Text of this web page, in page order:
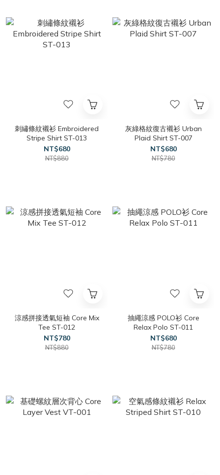
刺繡條紋襯衫 Embroidered
Stripe Shirt ST-013
NT$680
NT$880
灰綠格紋復古襯衫 Urban
Plaid Shirt ST-007
NT$680
NT$780
涼感拼接透氣短袖 Core Mix
Tee ST-012
NT$780
NT$880
抽繩涼感 POLO衫 Core
Relax Polo ST-011
NT$680
NT$780